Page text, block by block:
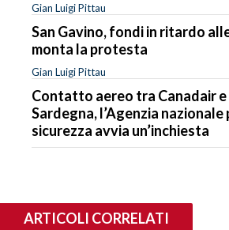
Gian Luigi Pittau
San Gavino, fondi in ritardo
monta la protesta
Gian Luigi Pittau
Contatto aereo tra Canadair e
Sardegna, l’Agenzia nazionale
sicurezza avvia un’inchiesta
ARTICOLI CORRELATI